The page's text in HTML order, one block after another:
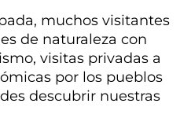
muchos visitantes
de naturaleza con
visitas privadas a
por los pueblos
descubrir nuestras